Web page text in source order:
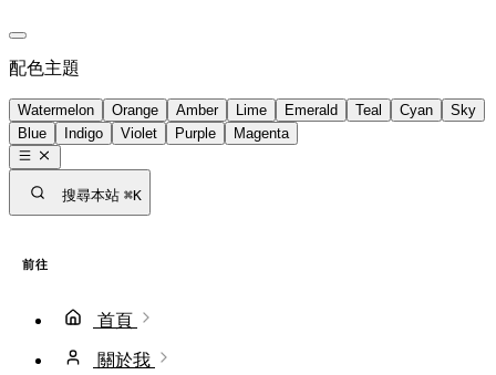
配色主題
Watermelon Orange Amber Lime Emerald Teal Cyan
Sky
Blue
Indigo Violet Purple Magenta
搜尋本站 ⌘K
前往
首頁
關於我